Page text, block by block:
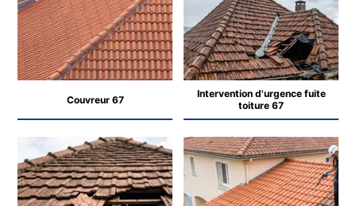
Couvreur 67
Intervention d'urgence fuite
toiture 67